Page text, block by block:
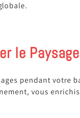
le Paysage
pendant votre
vous